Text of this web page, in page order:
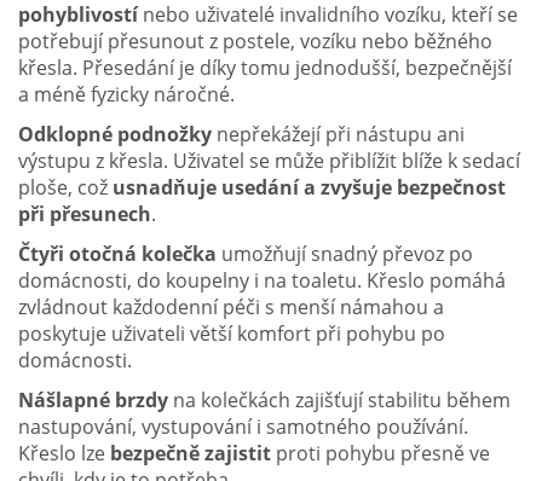
pohyblivostínebo uživatelé invalidního vozíku, kteří se
potřebují přesunout z postele, vozíku nebo běžného
křesla. Přesedání je díky tomu jednodušší, bezpečnější
a méně fyzicky náročné.
Odklopné podnožky nepřekážejí při nástupu ani
výstupu z křesla. Uživatel se může přiblížit blíže k sedací
ploše, což usnadňuje usedání a zvyšuje bezpečnost
při přesunech.
Čtyři otočná kolečka umožňují snadný převoz po
domácnosti, do koupelny i na toaletu. Křeslo pomáhá
zvládnout každodenní péči s menší námahou a
poskytuje uživateli větší komfort při pohybu po
domácnosti.
Nášlapné brzdy na kolečkách zajišťují stabilitu během
nastupování, vystupování i samotného používání.
Křeslo lze bezpečně zajistit proti pohybu přesně ve